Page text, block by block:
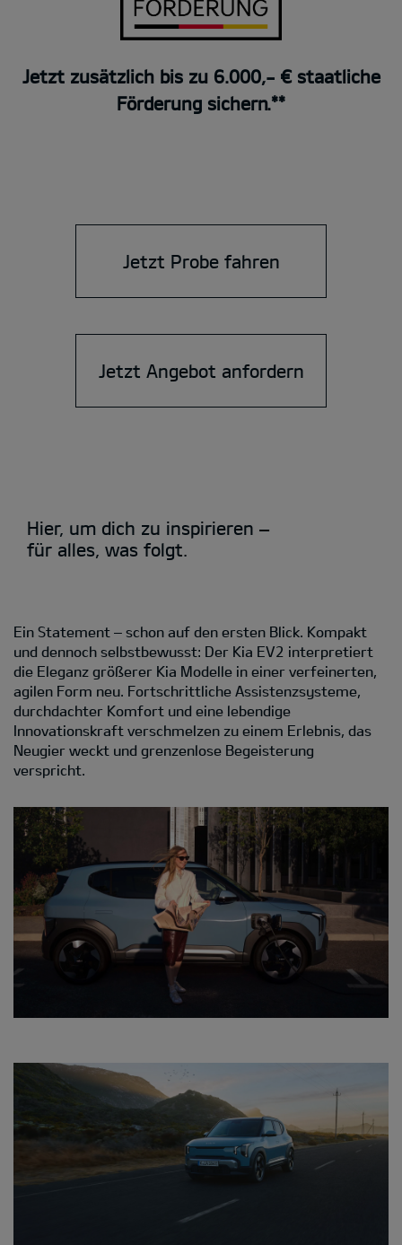
Jetzt zusätzlich bis zu 6.000,- € staatliche
Förderung sichern.**
Jetzt Probe fahren
Jetzt Angebot anfordern
Hier, um dich zu inspirieren –
für alles, was folgt.
Ein Statement – schon auf den ersten Blick. Kompakt
und dennoch selbstbewusst: Der Kia EV2 interpretiert
die Eleganz größerer Kia Modelle in einer verfeinerten,
agilen Form neu. Fortschrittliche Assistenzsysteme,
durchdachter Komfort und eine lebendige
Innovationskraft verschmelzen zu einem Erlebnis, das
Neugier weckt und grenzenlose Begeisterung
verspricht.